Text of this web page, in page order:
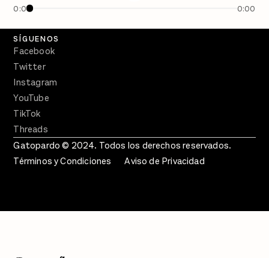
0:00 0:00
Crecer en Distopía
SÍGUENOS
Facebook
Twitter
Instagram
YouTube
TikTok
Threads
Gatopardo © 2024. Todos los derechos reservados.
Términos y Condiciones
Aviso de Privacidad